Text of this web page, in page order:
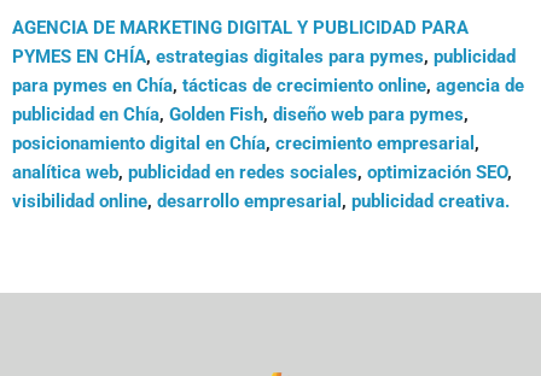
AGENCIA DE MARKETING DIGITAL Y PUBLICIDAD PARA
PYMES EN CHÍA, estrategias digitales para pymes, publicidad
para pymes en Chía, tácticas de crecimiento online, agencia de
publicidad en Chía, Golden Fish, diseño web para pymes,
posicionamiento digital en Chía, crecimiento empresarial ,
analítica web, publicidad en redes sociales, optimización SEO,
visibilidad online, desarrollo empresarial , publicidad creativa.